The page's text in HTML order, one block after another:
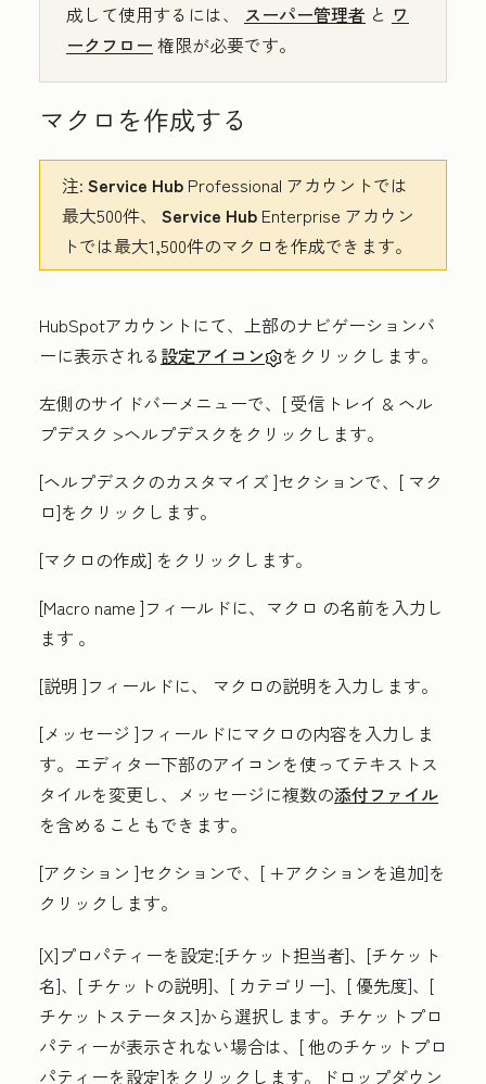
成して使用するには、 スーパー管理者 と ワ
ークフロー 権限が必要です。
マクロを作成する
注: Service Hub Professional アカウントでは
最大500件、 Service Hub Enterprise アカウン
トでは最大1,500件のマクロを作成できます。
HubSpotアカウントにて、上部のナビゲーションバ
ーに表示される設定アイコン
をクリックします。
左側のサイドバーメニューで、[ 受信トレイ & ヘル
プデスク >ヘルプデスク をクリックします。
[ヘルプデスクのカスタマイズ]セクションで、[ マク
ロ]をクリックします。
[マクロの作成] をクリックします。
[Macro name ]フィールドに、マクロ の名前を入力し
ます 。
[説明 ]フィールドに、 マクロの説明を入力します。
[メッセージ ]フィールドにマクロの内容を入力しま
す。エディター下部のアイコンを使ってテキストス
タイルを変更し、メッセージに複数の添付ファイル
を含めることもできます。
[アクション ]セクションで、[ +アクションを追加]を
クリックします。
[X]プロパティーを設定:[チケット担当者]、[チケット
名]、[ チケットの説明]、[ カテゴリー]、[優先度]、[
チケットステータス]から選択します。チケットプロ
パティーが表示されない場合は、[他のチケットプロ
パティーを設定]をクリックします。ドロップダウン